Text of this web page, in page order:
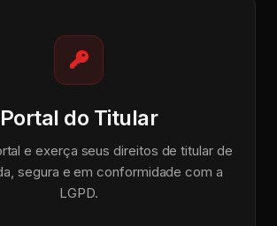
Portal do Titular
e exerça seus direitos de titular de
segura e em conformidade com a
LGPD.